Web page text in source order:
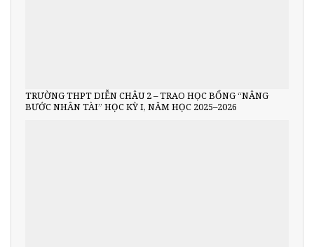
TRƯỜNG THPT DIỄN CHÂU 2 – TRAO HỌC BỔNG “NÂNG
BƯỚC NHÂN TÀI” HỌC KỲ I, NĂM HỌC 2025–2026